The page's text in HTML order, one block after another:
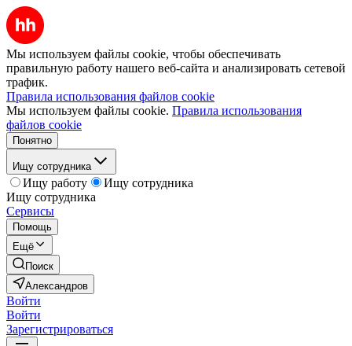
Мы используем файлы cookie, чтобы обеспечивать
правильную работу нашего веб-сайта и анализировать сетевой
трафик.
Правила использования файлов cookie
Мы используем файлы cookie. Правила использования
файлов cookie
Понятно
Ищу сотрудника
Ищу работу
Ищу сотрудника
Ищу сотрудника
Сервисы
Помощь
Ещё
Поиск
Александров
Войти
Войти
Зарегистрироваться